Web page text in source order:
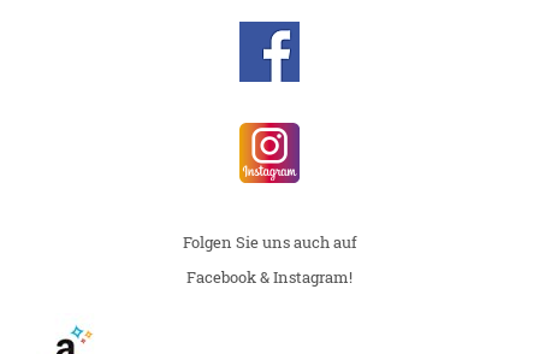
Folgen Sie uns auch auf
Facebook & Instagram!